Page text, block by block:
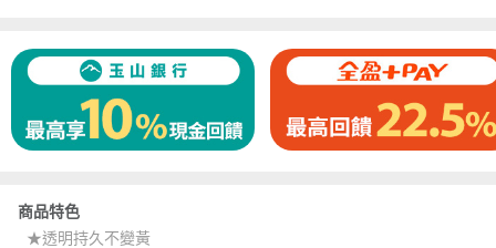
商品特色
★透明持久不變黃